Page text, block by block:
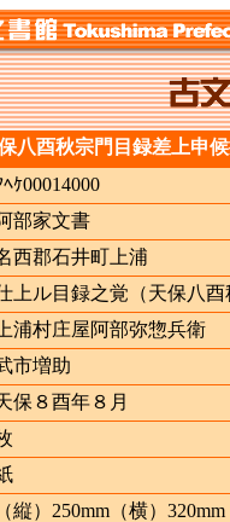
八酉秋宗門目録差上申
ﾍｹ00014000
部家文書
西郡石井町上浦
上ル目録之覚（天保八
上浦村庄屋阿部弥惣兵衛
市増助
保８酉年８月
（縦）250mm（横）320mm